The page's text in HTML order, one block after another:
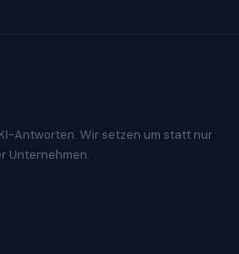
Antworten. Wir setzen um statt nur
Unternehmen.